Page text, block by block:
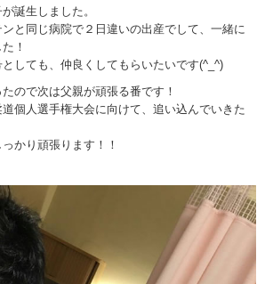
誕生しました。
と同じ病院で２日違いの出産でして、一緒に
！
しても、仲良くしてもらいたいです(^_^)
ので次は父親が頑張る番です！
個人選手権大会に向けて、追い込んでいきた
かり頑張ります！！